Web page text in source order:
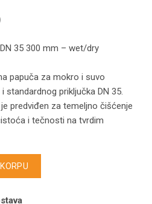
35 300 mm – wet/dry
papuča za mokro i suvo
standardnog priključka DN 35.
predviđen za temeljno čišćenje
i tečnosti na tvrdim